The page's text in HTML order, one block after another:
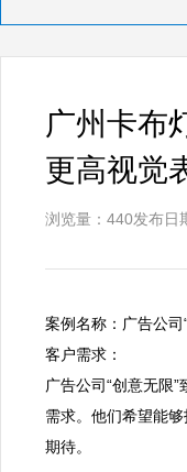
广州卡布
更高视觉
浏览量：440发布日
案例名称：广告公司
客户需求：
广告公司“创意无限
需求。他们希望能
期待。